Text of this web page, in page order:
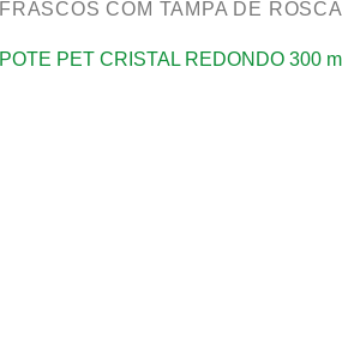
FRASCOS COM TAMPA DE ROSCA
POTE PET CRISTAL REDONDO 300